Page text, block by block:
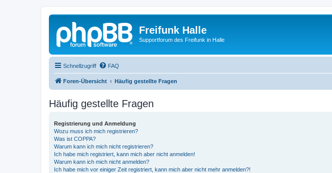
Freifunk Halle
Supportforum des Freifunk in Halle
Schnellzugriff FAQ
Foren-Übersicht Häufig gestellte Fragen
Häufig gestellte Fragen
Registrierung und Anmeldung
Wozu muss ich mich registrieren?
Was ist COPPA?
Warum kann ich mich nicht registrieren?
Ich habe mich registriert, kann mich aber nicht anmelden!
Warum kann ich mich nicht anmelden?
Ich habe mich vor einiger Zeit registriert, kann mich aber nicht mehr anmelden?!